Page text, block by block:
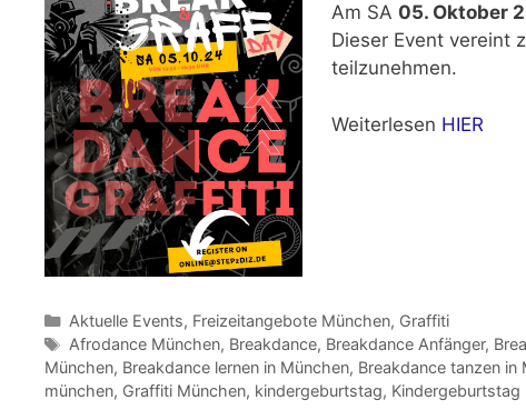
Am SA 05. Oktober
Dieser Event vereint
teilzunehmen.
Weiterlesen HIER
Kategorien
Aktuelle Events, Freizeitangebote München, Graffiti
Schlagwörter
Afrodance München, Breakdance, Breakdance Anfänger,
München, Breakdance lernen in München, Breakdance tanzen in
münchen, Graffiti München, kindergeburtstag, Kindergeburtstag